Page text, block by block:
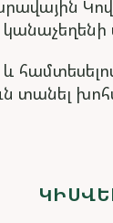
տանել